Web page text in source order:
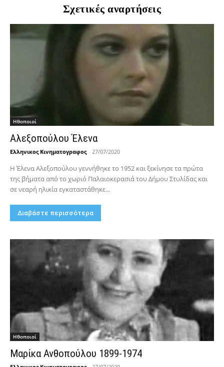
Σχετικές αναρτήσεις
Hθοποιοί
Αλεξοπούλου Έλενα
Ελληνικος Κινηματογραφος - 27/07/2020
Η Έλενα Αλεξοπούλου γεννήθηκε το 1952 και ξεκίνησε τα πρώτα
της βήματα από το χωριό Παλαιοκερασιά του Δήμου Στυλίδας και
σε νεαρή ηλικία εγκαταστάθηκε...
Διαβάστε περισσότερα
Hθοποιοί
Μαρίκα Ανθοπούλου 1899-1974